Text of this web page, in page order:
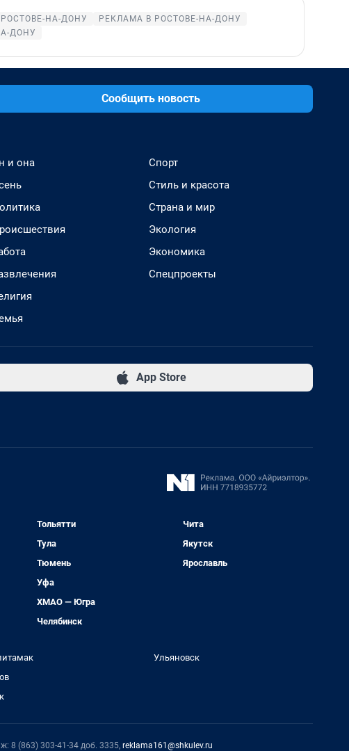
НА-ДОНУ
РЕКЛАМА В РОСТОВЕ-НА-ДОНУ
ДОНУ
Сообщить новость
и она
Спорт
Стиль и красота
Страна и мир
Экология
Экономика
Спецпроекты
App Store
Тольятти
Тула
Тюмень
Уфа
ХМАО — Югра
Челябинск
Чита
Якутск
Ярославль
Ульяновск
8 (863) 303-41-34 доб. 3335, reklama161@shkulev.ru